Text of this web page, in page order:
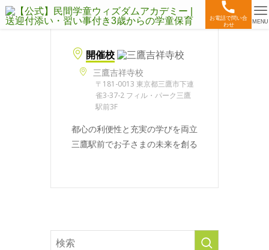
お電話で問い合
わせ
MENU
開催校
三鷹吉祥寺校
〒181-0013 東京都三鷹市下連
雀3-37-2 フィル・パーク三鷹
駅前3F
都心の利便性と充実の学びを両立
三鷹駅前でお子さまの未来を創る